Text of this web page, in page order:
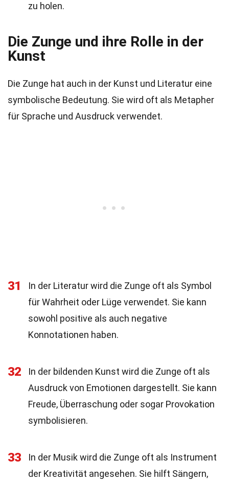
zu holen.
Die Zunge und ihre Rolle in der
Kunst
Die Zunge hat auch in der Kunst und Literatur eine
symbolische Bedeutung. Sie wird oft als Metapher
für Sprache und Ausdruck verwendet.
31
In der Literatur wird die Zunge oft als Symbol
für Wahrheit oder Lüge verwendet. Sie kann
sowohl positive als auch negative
Konnotationen haben.
32
In der bildenden Kunst wird die Zunge oft als
Ausdruck von Emotionen dargestellt. Sie kann
Freude, Überraschung oder sogar Provokation
symbolisieren.
33
In der Musik wird die Zunge oft als Instrument
der Kreativität angesehen. Sie hilft Sängern,